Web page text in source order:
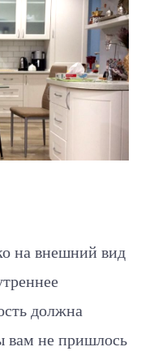
на внешний вид
должна
вам не пришлось